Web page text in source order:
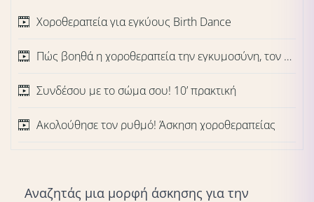
Χοροθεραπεία για εγκύους Birth Dance
Πώς βοηθά η χοροθεραπεία την εγκυμοσύνη, τον τοκετό και τη σύνδεση με το μωρό;
Συνδέσου με το σώμα σου! 10’ πρακτική
Ακολούθησε τον ρυθμό! Άσκηση χοροθεραπείας
Αναζητάς μια μορφή άσκησης για την